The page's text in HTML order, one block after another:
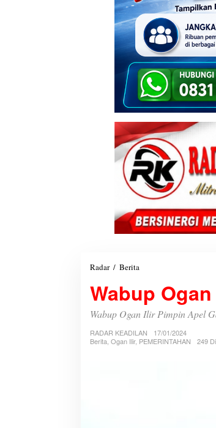
Radar / Berita
b
u
p
g
a
Wabup
Wabup Ogan Ilir Pimpin Apel
RADAR KEADILAN
17/01/2024
Berita, Ogan Ilir, PEMERINTAHAN 249